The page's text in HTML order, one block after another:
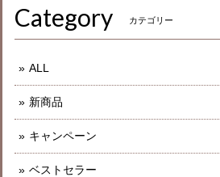
Category カテゴリー
ALL
新商品
キャンペーン
ベストセラー